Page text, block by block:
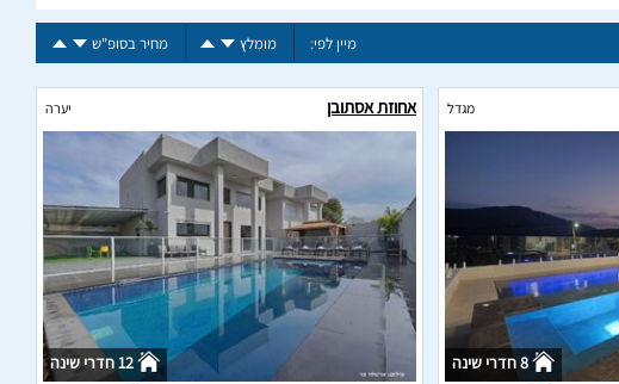
מיין לפי: מומלץ מחיר בסופ"ש
מגדל
8 חדרי שינה
אחוזת אסתובן יערה
12 חדרי שינה